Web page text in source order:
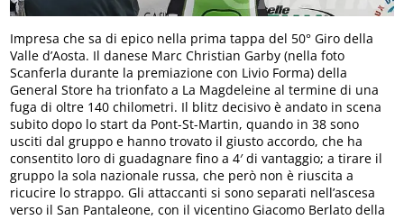
Impresa che sa di epico nella prima tappa del 50° Giro della
Valle d’Aosta. Il danese Marc Christian Garby (nella foto
Scanferla durante la premiazione con Livio Forma) della
General Store ha trionfato a La Magdeleine al termine di una
fuga di oltre 140 chilometri. Il blitz decisivo è andato in scena
subito dopo lo start da Pont-St-Martin, quando in 38 sono
usciti dal gruppo e hanno trovato il giusto accordo, che ha
consentito loro di guadagnare fino a 4′ di vantaggio; a tirare il
gruppo la sola nazionale russa, che però non è riuscita a
ricucire lo strappo. Gli attaccanti si sono separati nell’ascesa
verso il San Pantaleone, con il vicentino Giacomo Berlato della